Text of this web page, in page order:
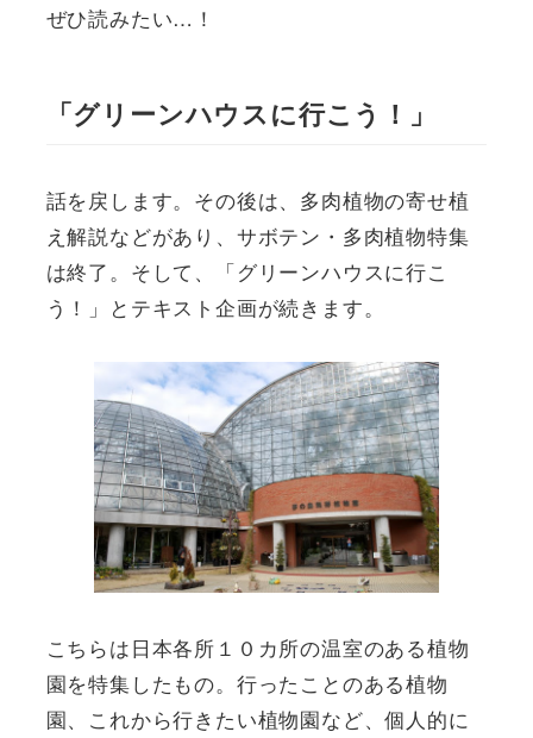
ぜひ読みたい…！
「グリーンハウスに行こう！」
話を戻します。その後は、多肉植物の寄せ植
え解説などがあり、サボテン・多肉植物特集
は終了。そして、「グリーンハウスに行こ
う！」とテキスト企画が続きます。
こちらは日本各所１０カ所の温室のある植物
園を特集したもの。行ったことのある植物
園、これから行きたい植物園など、個人的に